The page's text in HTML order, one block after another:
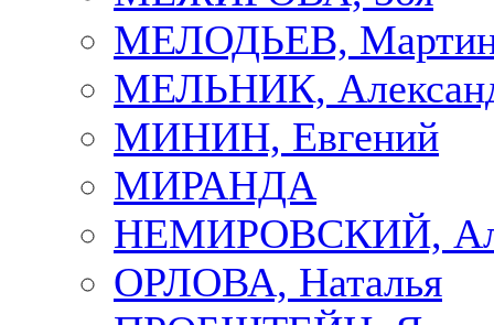
МЕЛОДЬЕВ,
МЕЛЬНИК,
МИНИН, Евгений
МИРАНДА
НЕМИРОВСКИЙ,
ОРЛОВА, Наталья